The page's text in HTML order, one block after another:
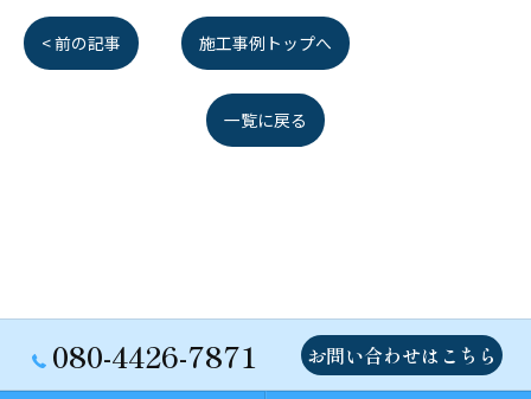
< 前の記事 施工事例トップへ
一覧に戻る
080-4426-7871 お問い合わせはこちら